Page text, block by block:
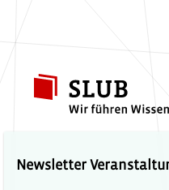
Newsletter